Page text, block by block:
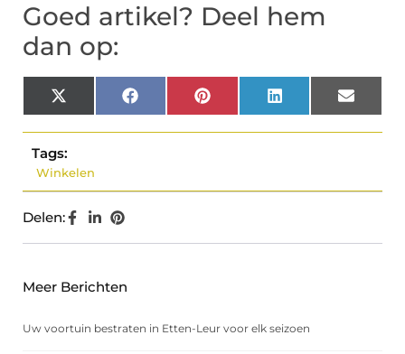
Goed artikel? Deel hem
dan op:
X
(Twitter)
Facebook Pinterest LinkedIn Email
Tags:
Winkelen
Delen:
Meer Berichten
Uw voortuin bestraten in Etten-Leur voor elk seizoen